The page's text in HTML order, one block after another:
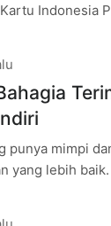
Indonesia
punya mimpi
yang lebih